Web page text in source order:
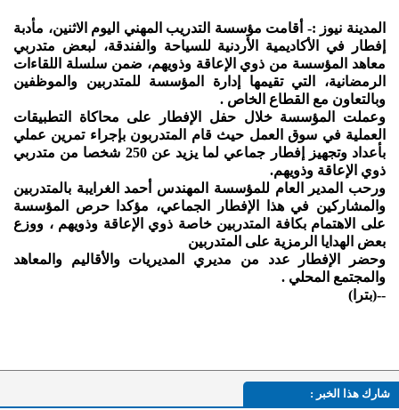
المدينة نيوز :- أقامت مؤسسة التدريب المهني اليوم الاثنين، مأدبة
إفطار في الأكاديمية الأردنية للسياحة والفندقة، لبعض متدربي
معاهد المؤسسة من ذوي الإعاقة وذويهم، ضمن سلسلة اللقاءات
الرمضانية، التي تقيمها إدارة المؤسسة للمتدربين والموظفين
وبالتعاون مع القطاع الخاص .
وعملت المؤسسة خلال حفل الإفطار على محاكاة التطبيقات
العملية في سوق العمل حيث قام المتدربون بإجراء تمرين عملي
بأعداد وتجهيز إفطار جماعي لما يزيد عن 250 شخصا من متدربي
ذوي الإعاقة وذويهم.
ورحب المدير العام للمؤسسة المهندس أحمد الغرايبة بالمتدربين
والمشاركين في هذا الإفطار الجماعي، مؤكدا حرص المؤسسة
على الاهتمام بكافة المتدربين خاصة ذوي الإعاقة وذويهم ، ووزع
بعض الهدايا الرمزية على المتدربين
وحضر الإفطار عدد من مديري المديريات والأقاليم والمعاهد
والمجتمع المحلي .
--(بترا)
شارك هذا الخبر :